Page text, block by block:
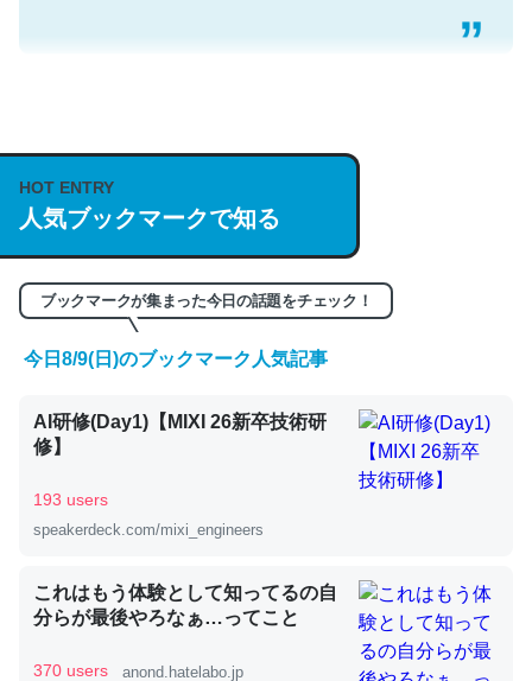
説してる記事が少ないので貴重な良記事。/続編来た
https://isobe324649.hatenablog.com/entry/2023/03/27
/064121
─GPTの仕組みと限界についての考察（１） - conceptualization
くらい。小説でいう「ずっと前の伏線」は回収されないけ
ど、短期記憶というには多い分量。進化すればするほど分
─GPTの仕組みと限界についての考察（１） - conceptualization
昆虫ってカルシウム少ないのか。知らんかった。調べたら
HOT ENTRY
人気ブックマークで知る
ブックマークが集まった今日の話題をチェック！
今日8/9(日)のブックマーク人気記事
AI研修(Day1)【MIXI 26新卒技術研
修】
193 users
speakerdeck.com/mixi_engineers
これはもう体験として知ってるの自
分らが最後やろなぁ…ってこと
370 users anond.hatelabo.jp